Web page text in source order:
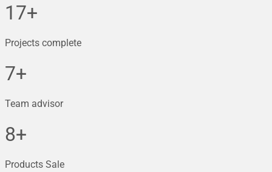
17+
Projects complete
7+
Team advisor
8+
Products Sale